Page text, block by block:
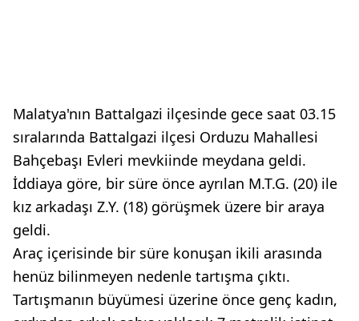
Malatya'nın Battalgazi ilçesinde gece saat 03.15
sıralarında Battalgazi ilçesi Orduzu Mahallesi
Bahçebaşı Evleri mevkiinde meydana geldi.
İddiaya göre, bir süre önce ayrılan M.T.G. (20) ile
kız arkadaşı Z.Y. (18) görüşmek üzere bir araya
geldi.
Araç içerisinde bir süre konuşan ikili arasında
henüz bilinmeyen nedenle tartışma çıktı.
Tartışmanın büyümesi üzerine önce genç kadın,